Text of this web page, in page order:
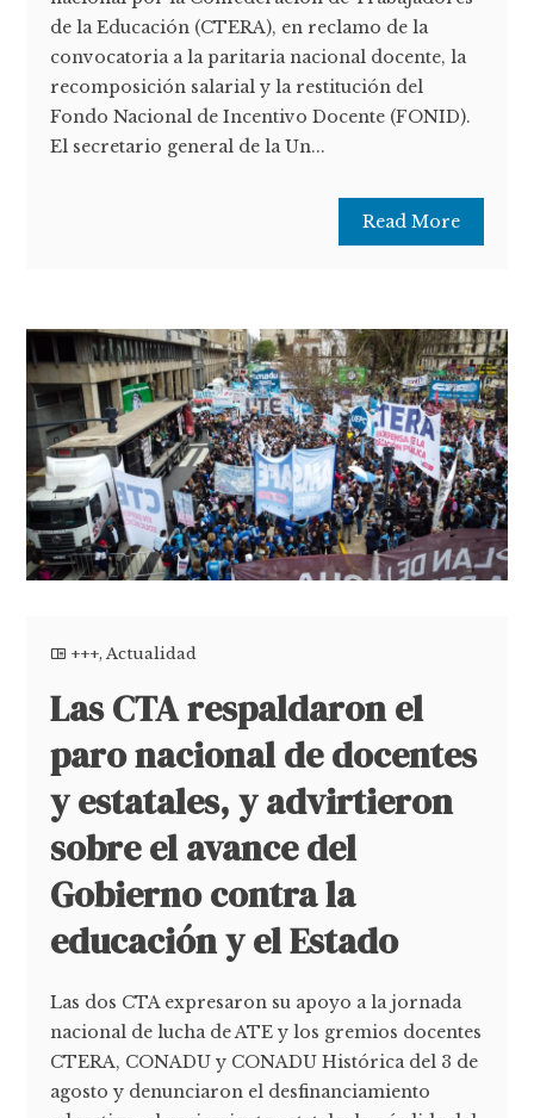
de la Educación (CTERA), en reclamo de la
convocatoria a la paritaria nacional docente, la
recomposición salarial y la restitución del
Fondo Nacional de Incentivo Docente (FONID).
El secretario general de la Un...
Read More
+++,Actualidad
Las CTA respaldaron el
paro nacional de docentes
y estatales, y advirtieron
sobre el avance del
Gobierno contra la
educación y el Estado
Las dos CTA expresaron su apoyo a la jornada
nacional de lucha de ATE y los gremios docentes
CTERA, CONADU y CONADU Histórica del 3 de
agosto y denunciaron el desfinanciamiento